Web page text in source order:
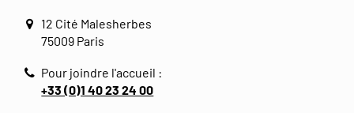
12 Cité Malesherbes
75009 Paris
Pour joindre l'accueil :
+33 (0)1 40 23 24 00